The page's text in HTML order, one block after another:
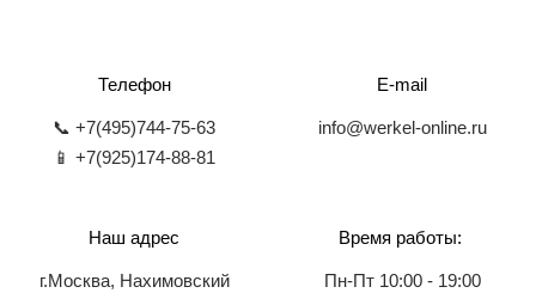
Телефон
📞 +7(495)744-75-63
📱 +7(925)174-88-81
E-mail
info@werkel-online.ru
Наш адрес
г.Москва, Нахимовский
Время работы:
Пн-Пт 10:00 - 19:00